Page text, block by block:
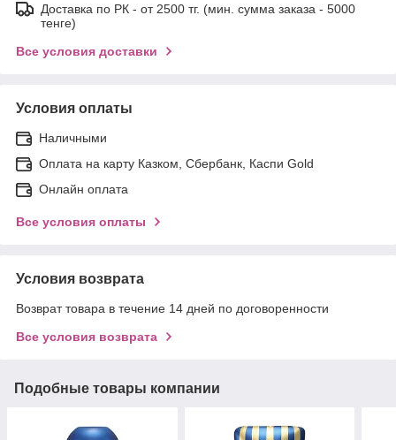
Доставка по РК - от 2500 тг. (мин. сумма заказа - 5000
тенге)
Все условия доставки
Условия оплаты
Наличными
Оплата на карту Казком, Сбербанк, Каспи Gold
Онлайн оплата
Все условия оплаты
Условия возврата
Возврат товара в течение 14 дней по договоренности
Все условия возврата
Подобные товары компании